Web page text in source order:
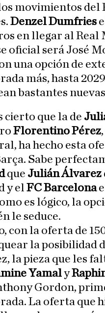
movimientos del
Denzel Dumfries e
en llegar al Real
oficial será José
una opción de
más, hasta
bastantes
cierto que la de
Florentino Pérez
ha hecho esta
Sabe
que Julián Álvarez
y el FC Barcelona
es lógico, la
le seduce.
con la oferta de
la posibilidad
la pieza que les
Yamaly
Gordon,
La oferta que